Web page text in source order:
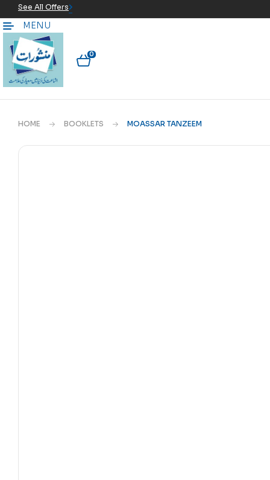
See All Offers
MENU
0
HOME BOOKLETS MOASSAR TANZEEM